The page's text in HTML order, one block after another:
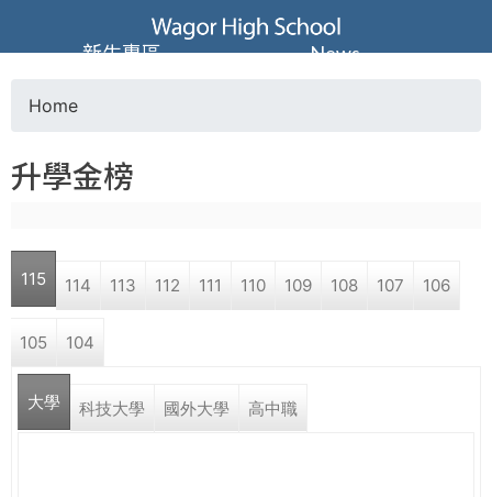
Jump to navigation
葳
格
高
中
學
o
u
a
r
e
Home
升學金榜
115 114 113 112 111 110 109 108 107 106
105 104
大學 科技大學 國外大學 高中職
新生專區 News